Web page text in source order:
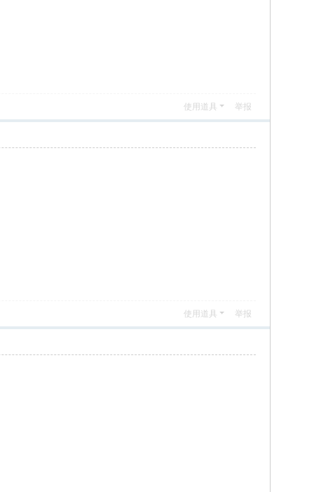
使用道具 举报
使用道具 举报